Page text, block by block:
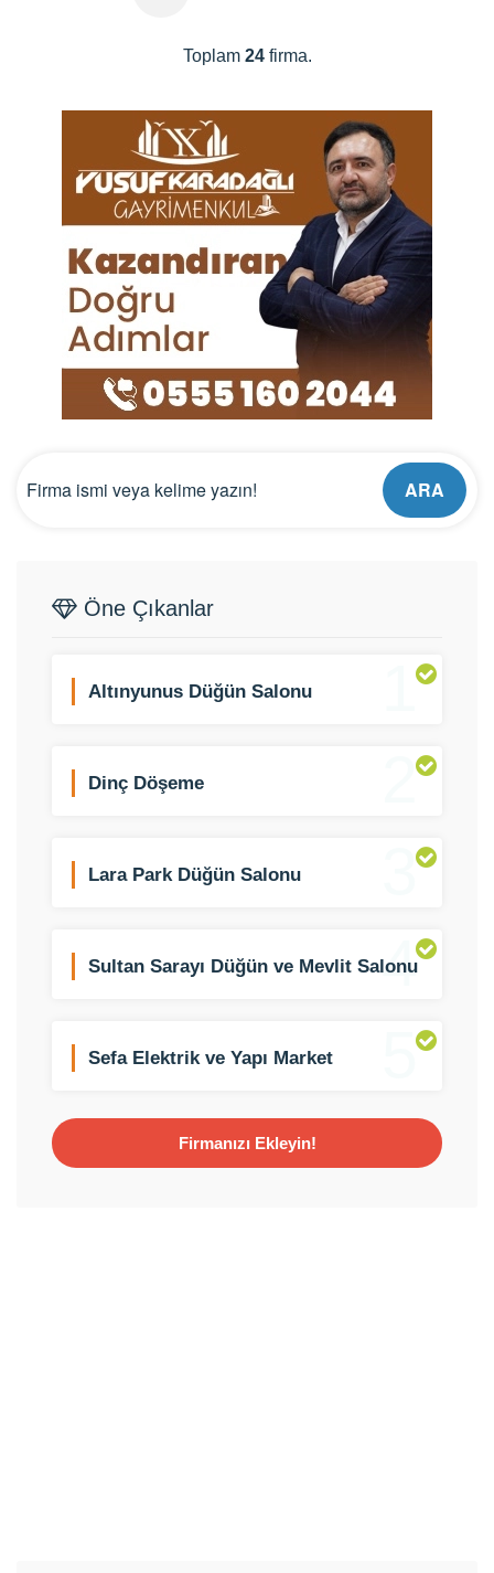
Toplam 24firma.
ARA
Öne Çıkanlar
1
Altınyunus Düğün Salonu
2
Dinç Döşeme
3
Lara Park Düğün Salonu
4
Sultan Sarayı Düğün ve Mevlit Salonu
5
Sefa Elektrik ve Yapı Market
Firmanızı Ekleyin!